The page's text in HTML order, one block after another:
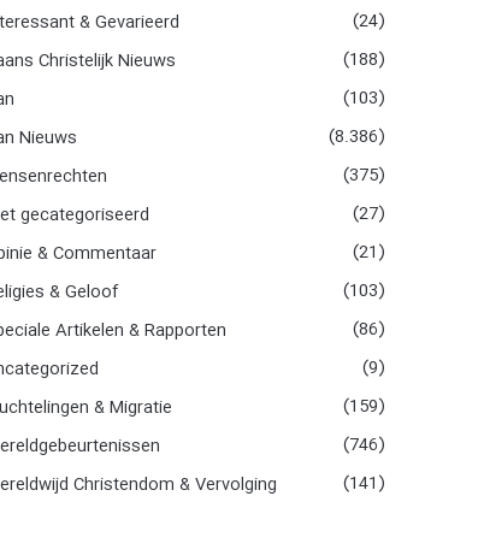
& Gevarieerd
(24)
Christelijk Nieuws
(188)
(103)
Nieuws
(8.386)
(375)
gecategoriseerd
(27)
& Commentaar
(21)
& Geloof
(103)
Artikelen & Rapporten
(86)
(9)
& Migratie
(159)
(746)
Christendom & Vervolging
(141)